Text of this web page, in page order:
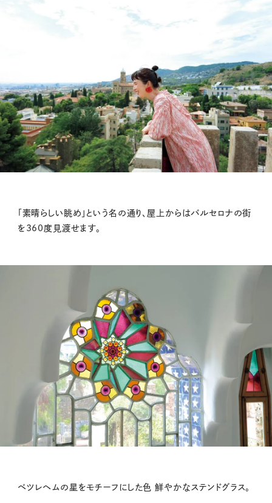
「素晴らしい眺め」という名の通り、屋上からはバルセロナの街
を360度見渡せます。
ベツレヘムの星をモチーフにした色 鮮やかなステンドグラス。